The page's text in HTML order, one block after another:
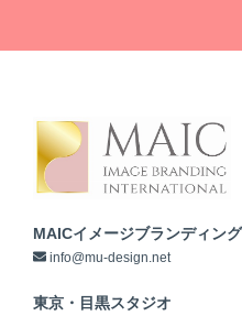
MAICイメージブランディン
info@mu-design.net
東京・目黒スタジオ